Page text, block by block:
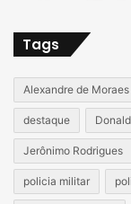
Tags
Alexandre de Moraes
destaque
Jerônimo Rodrigues
policia militar